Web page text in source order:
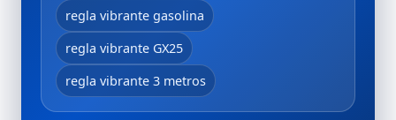
regla vibrante gasolina
regla vibrante GX25
regla vibrante 3 metros